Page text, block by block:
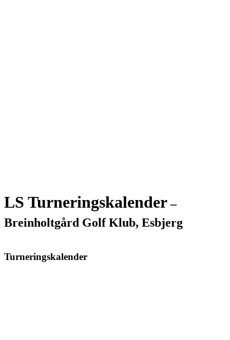
LS Turneringskalender–
Breinholtgård Golf Klub, Esbjerg
Turneringskalender